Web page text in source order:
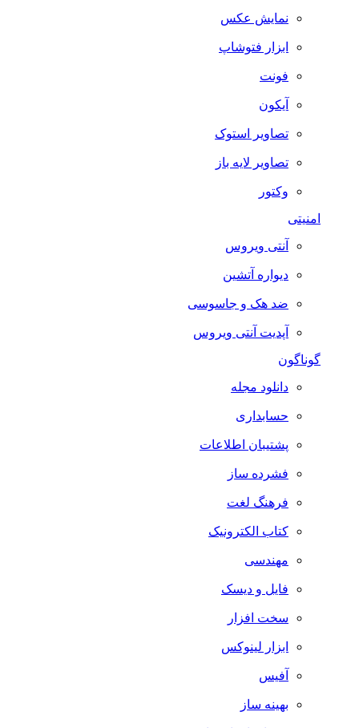
نمایش عکس
ابزار فتوشاپ
فونت
آیکون
تصاویر استوک
تصاویر لایه باز
وکتور
آنتی ویروس
دیواره آتشین
ضد هک و جاسوسی
آپدیت آنتی ویروس
گوناگون
دانلود مجله
حسابداری
پشتیبان اطلاعات
فشرده ساز
فرهنگ لغت
کتاب الکترونیک
مهندسی
فایل و دیسک
سخت افزار
ابزار لینوکس
آفیس
بهینه ساز